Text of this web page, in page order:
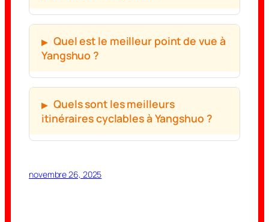
Quel est le meilleur point de vue à
Yangshuo ?
Quels sont les meilleurs
itinéraires cyclables à Yangshuo ?
novembre 26, 2025